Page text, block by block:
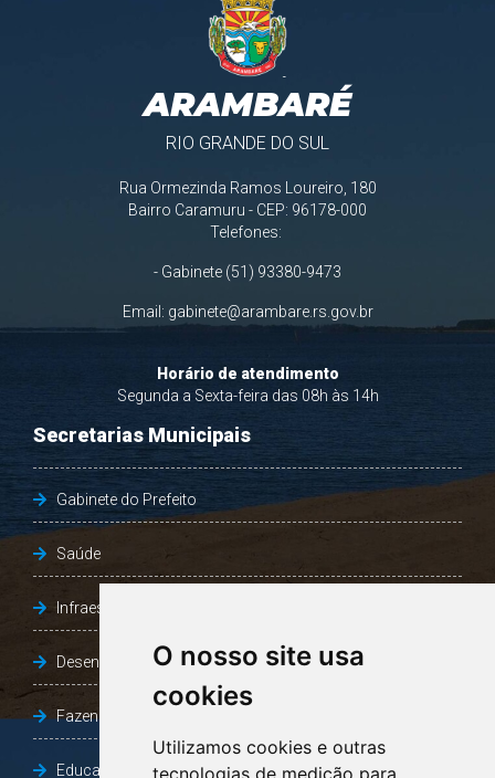
O nosso site usa
cookies
Utilizamos cookies e outras
tecnologias de medição para
ARAMBARÉ
RIO GRANDE DO SUL
Rua Ormezinda Ramos Loureiro, 180
Telefones:
Email:gabinete@arambare.rs.gov.br
Horário de atendimento
Segunda a Sexta-feira das 08h às 14h
Secretarias Municipais
Gabinete do Prefeito
Infraestrutura, Agricultura e Meio Ambiente
Desenvolvimento Social